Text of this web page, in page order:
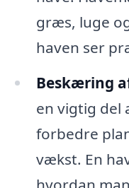
græs, luge
haven ser
Beskæring
en vigtig del
forbedre
vækst. En